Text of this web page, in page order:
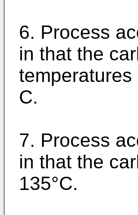
6. Process
in that the
C.
7. Process
in that the
135°C.